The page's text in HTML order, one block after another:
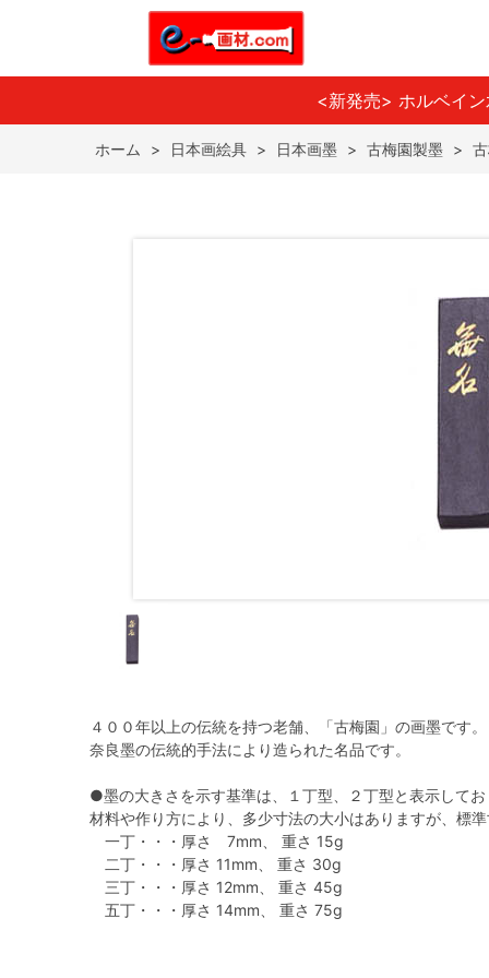
<新発売> ホルベイ
ホーム > 日本画絵具 > 日本画墨 > 古梅園製墨 >
４００年以上の伝統を持つ老舗、「古梅園」の画墨です。
奈良墨の伝統的手法により造られた名品です。
●墨の大きさを示す基準は、１丁型、２丁型と表示して
材料や作り方により、多少寸法の大小はありますが、標
一丁・・・厚さ 7mm、 重さ 15g
二丁・・・厚さ 11mm、 重さ 30g
三丁・・・厚さ 12mm、 重さ 45g
五丁・・・厚さ 14mm、 重さ 75g